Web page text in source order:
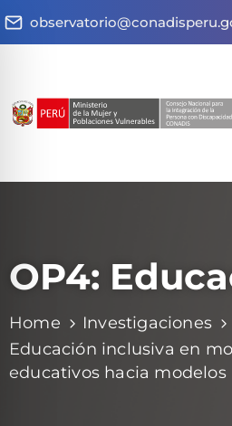
OP4:
Home Investigaciones
Educación inclusiva en
educativos hacia modelos